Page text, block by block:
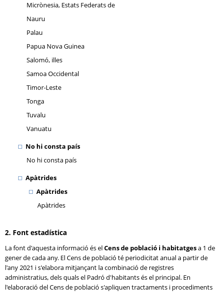
Micrònesia, Estats Federats de
Nauru
Palau
Papua Nova Guinea
Salomó, illes
Samoa Occidental
Timor-Leste
Tonga
Tuvalu
Vanuatu
No hi consta país
No hi consta país
Apàtrides
Apàtrides
Apàtrides
2. Font estadística
La font d'aquesta informació és elCens de població i habitatgesa 1 de
gener de cada any. El Cens de població té periodicitat anual a partir de
l'any 2021 i s'elabora mitjançant la combinació de registres
administratius, dels quals el Padró d'habitants és el principal. En
l'elaboració del Cens de població s'apliquen tractaments i procediments